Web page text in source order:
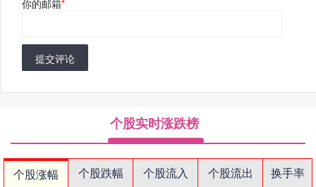
你的邮箱*
提交评论
个股实时涨跌榜
个股涨幅 个股跌幅 个股流入 个股流出
换手率